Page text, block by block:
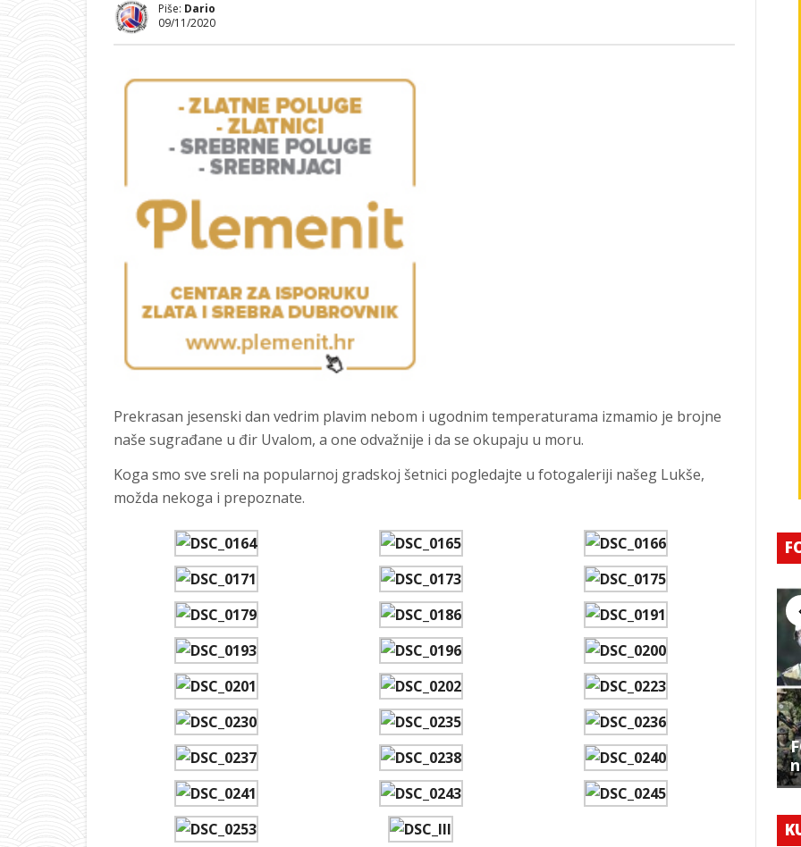
Piše: Dario
09/11/2020
Prekrasan jesenski dan vedrim plavim nebom i ugodnim temperaturama izmamio je brojne
naše sugrađane u đir Uvalom, a one odvažnije i da se okupaju u moru.
Koga smo sve sreli na popularnoj gradskoj šetnici pogledajte u fotogaleriji našeg Lukše,
možda nekoga i prepoznate.